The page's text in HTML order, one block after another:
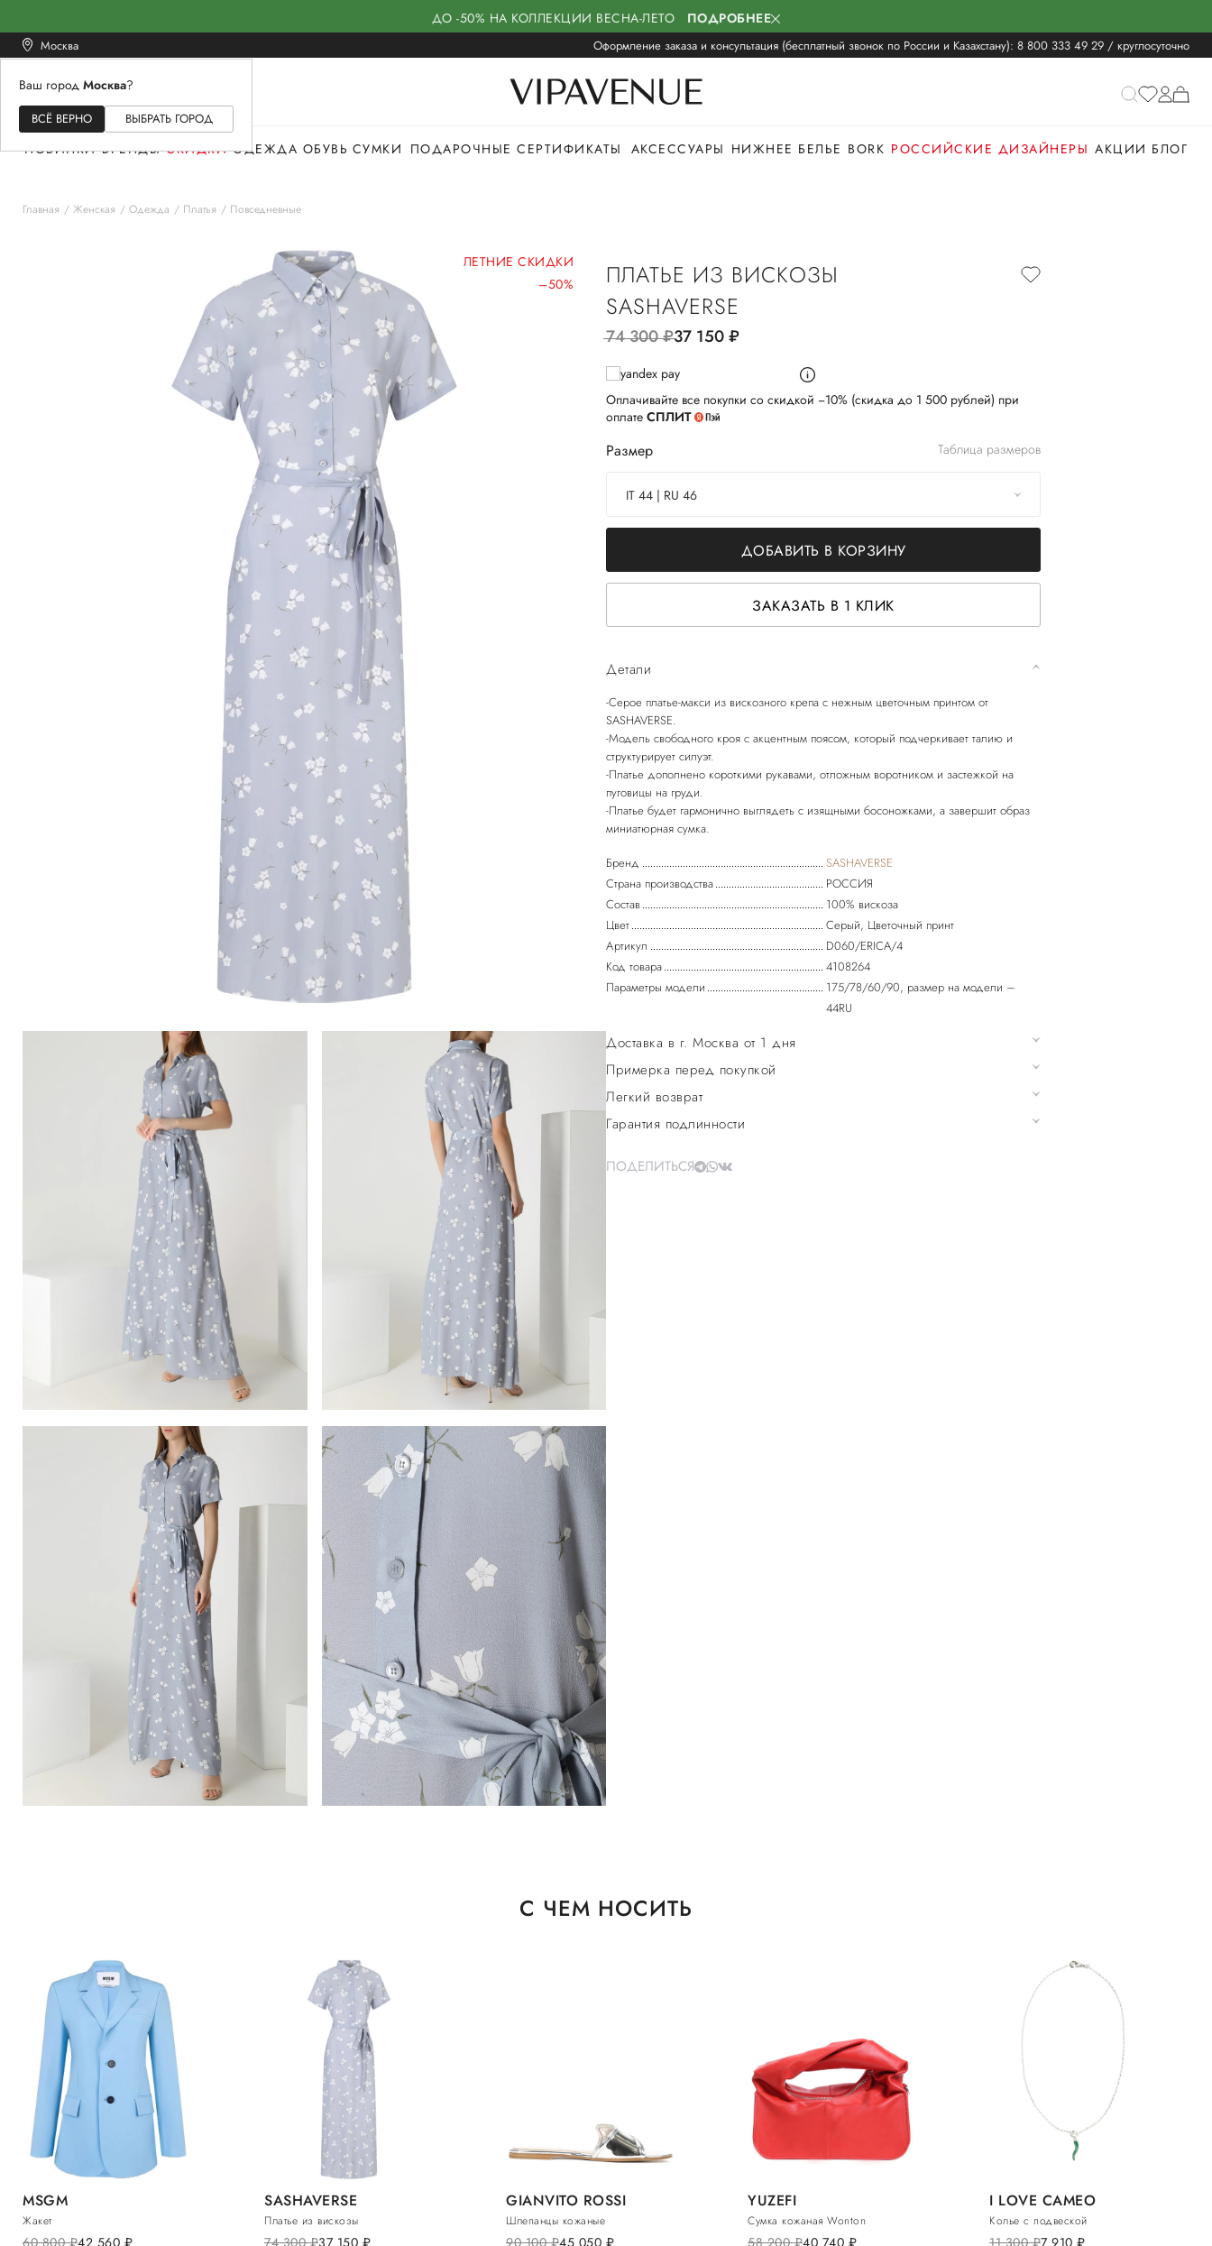
ДО -50% НА КОЛЛЕКЦИИ ВЕСНА-ЛЕТО ПОДРОБНЕЕ
Москва Оформление заказа и консультация (бесплатный звонок по России и Казахстану): 8 800 333 49 29 / круглосуточно
Ваш город Москва?
ВСЁ ВЕРНО ВЫБРАТЬ ГОРОД
ЖЕНСКОЕМУЖСКОЕ
НОВИНКИ БРЕНДЫ СКИДКИ ОДЕЖДА ОБУВЬ СУМКИ ПОДАРОЧНЫЕ СЕРТИФИКАТЫ АКСЕССУАРЫ НИЖНЕЕ БЕЛЬЕ BORK РОССИЙСКИЕ ДИЗАЙНЕРЫ АКЦИИ БЛОГ
Главная Женская Одежда Платья Повседневные
ЛЕТНИЕ СКИДКИ
–50%
ПЛАТЬЕ ИЗ ВИСКОЗЫ
SASHAVERSE
74 300руб.37 150руб.
Оплачивайте все покупки со скидкой −10% (скидка до 1 500 рублей) при
оплате СПЛИТ
Размер Таблица размеров
IT 44 | RU 46
ДОБАВИТЬ В КОРЗИНУ
ЗАКАЗАТЬ В 1 КЛИК
Детали
-Серое платье-макси из вискозного крепа с нежным цветочным принтом от
SASHAVERSE.
-Модель свободного кроя с акцентным поясом, который подчеркивает талию и
структурирует силуэт.
-Платье дополнено короткими рукавами, отложным воротником и застежкой на
пуговицы на груди.
-Платье будет гармонично выглядеть с изящными босоножками, а завершит образ
Бренд
SASHAVERSE
Страна производства
РОССИЯ
Состав
100% вискоза
Цвет
Серый, Цветочный принт
Артикул
D060/ERICA/4
Код товара
4108264
Параметры модели
175/78/60/90, размер на модели –
44RU
Доставка в г. Москва от 1 дня
Примерка перед покупкой
Легкий возврат
Гарантия подлинности
ПОДЕЛИТЬСЯ
С ЧЕМ НОСИТЬ
MSGM
Жакет
60 800руб.42 560 руб.
SASHAVERSE
Платье из вискозы
74 300руб.37 150 руб.
GIANVITO ROSSI
Шлепанцы кожаные
90 100руб.45 050 руб.
YUZEFI
Сумка кожаная Wonton
58 200руб.40 740 руб.
I LOVE CAMEO
Колье с подвеской
11 300руб.7 910 руб.